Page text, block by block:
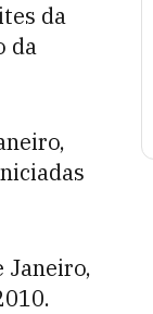
da
da
Janeiro,